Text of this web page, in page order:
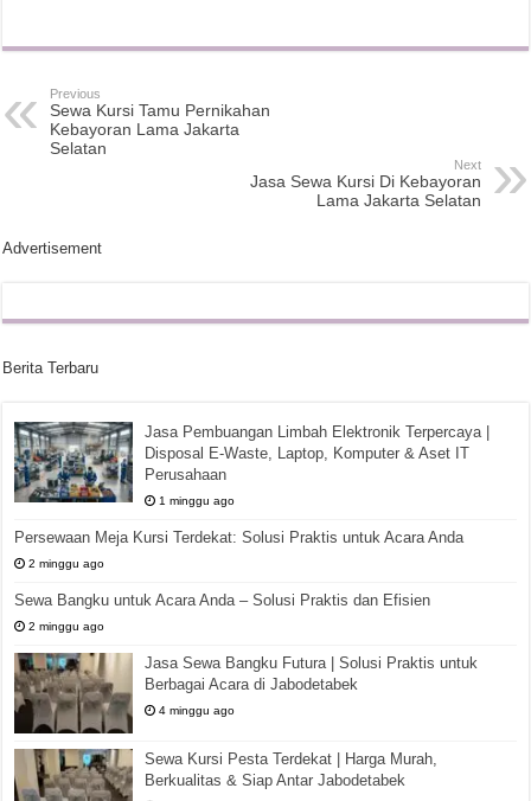
Previous
Sewa Kursi Tamu Pernikahan
Kebayoran Lama Jakarta
Selatan
Next
Jasa Sewa Kursi Di Kebayoran
Lama Jakarta Selatan
Advertisement
Berita Terbaru
Jasa Pembuangan Limbah Elektronik Terpercaya |
Disposal E-Waste, Laptop, Komputer & Aset IT
Perusahaan
1 minggu ago
Persewaan Meja Kursi Terdekat: Solusi Praktis untuk Acara Anda
2 minggu ago
Sewa Bangku untuk Acara Anda – Solusi Praktis dan Efisien
2 minggu ago
Jasa Sewa Bangku Futura | Solusi Praktis untuk
Berbagai Acara di Jabodetabek
4 minggu ago
Sewa Kursi Pesta Terdekat | Harga Murah,
Berkualitas & Siap Antar Jabodetabek